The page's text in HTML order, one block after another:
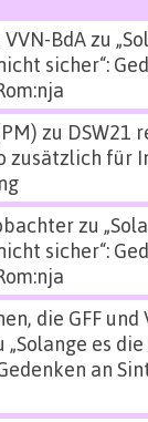
BdAzu
sicher“:
zu DSW21
zusätzlich für
zu
sicher“:
die GFF und
„Solange es
an